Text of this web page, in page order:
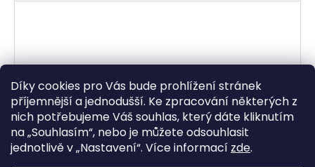
Díky cookies pro Vás bude prohlížení stránek
příjemnější a jednodušší. Ke zpracování některých z
nich potřebujeme Váš souhlas, který dáte kliknutím
na „Souhlasím“, nebo je můžete odsouhlasit
jednotlivě v „Nastavení“. Více informací zde.